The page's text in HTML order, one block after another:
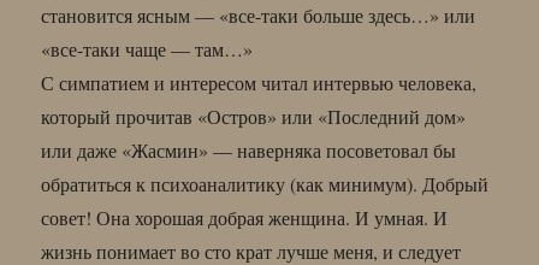
становится ясным — «все-таки больше здесь…» или
«все-таки чаще — там…»
С симпатием и интересом читал интервью человека,
который прочитав «Остров» или «Последний дом»
или даже «Жасмин» — наверняка посоветовал бы
обратиться к психоаналитику (как минимум). Добрый
совет! Она хорошая добрая женщина. И умная. И
жизнь понимает во сто крат лучше меня, и следует